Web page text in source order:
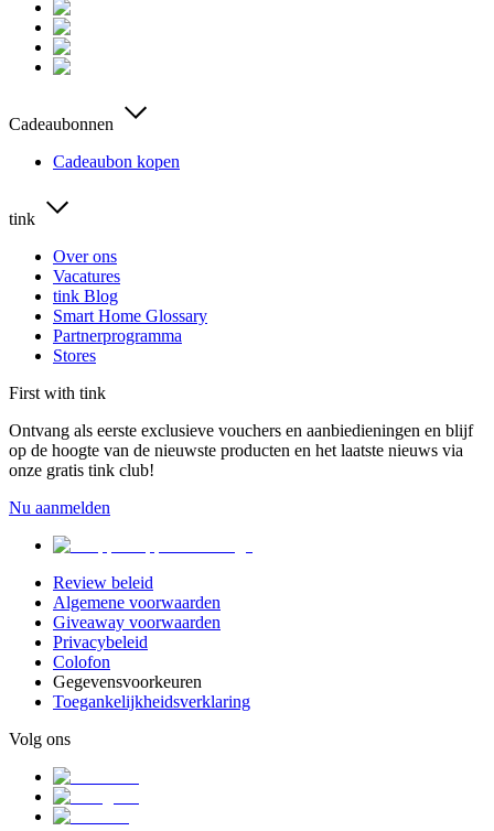
Cadeaubonnen
Cadeaubon kopen
tink
Over ons
Vacatures
tink Blog
Smart Home Glossary
Partnerprogramma
Stores
First with tink
Ontvang als eerste exclusieve vouchers en aanbiedieningen en blijf
op de hoogte van de nieuwste producten en het laatste nieuws via
onze gratis tink club!
Nu aanmelden
Review beleid
Algemene voorwaarden
Giveaway voorwaarden
Privacybeleid
Colofon
Gegevensvoorkeuren
Toegankelijkheidsverklaring
Volg ons